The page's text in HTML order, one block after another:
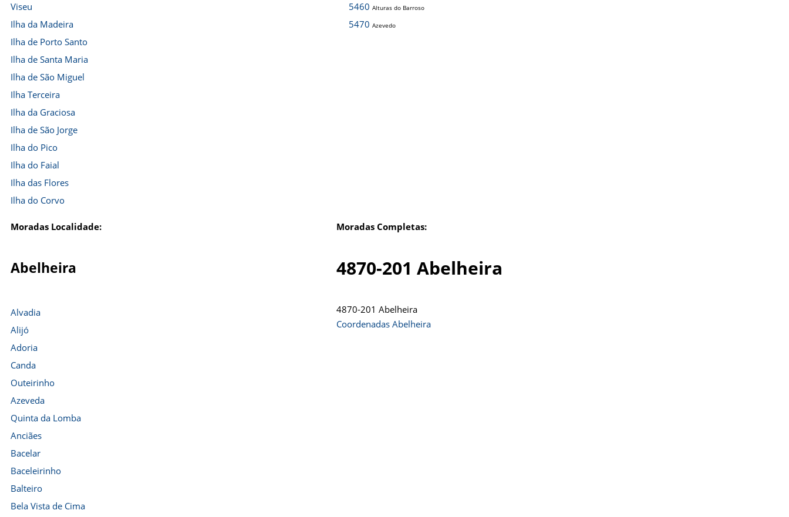
Viseu
Ilha da Madeira
Ilha de Porto Santo
Ilha de Santa Maria
Ilha de São Miguel
Ilha Terceira
Ilha da Graciosa
Ilha de São Jorge
Ilha do Pico
Ilha do Faial
Ilha das Flores
Ilha do Corvo
5460 Alturas do Barroso
5470 Azevedo
Moradas Localidade: Moradas Completas:
Abelheira 4870-201 Abelheira
Alvadia
Alijó
Adoria
Canda
Outeirinho
Azeveda
Quinta da Lomba
Anciães
Bacelar
Baceleirinho
Balteiro
Bela Vista de Cima
4870-201 Abelheira
Coordenadas Abelheira